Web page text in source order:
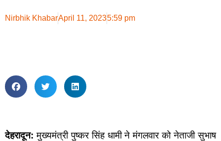
Nirbhik KhabarApril 11, 20235:59 pm
देहरादून: मुख्यमंत्री पुष्कर सिंह धामी ने मंगलवार को नेताजी सुभाष